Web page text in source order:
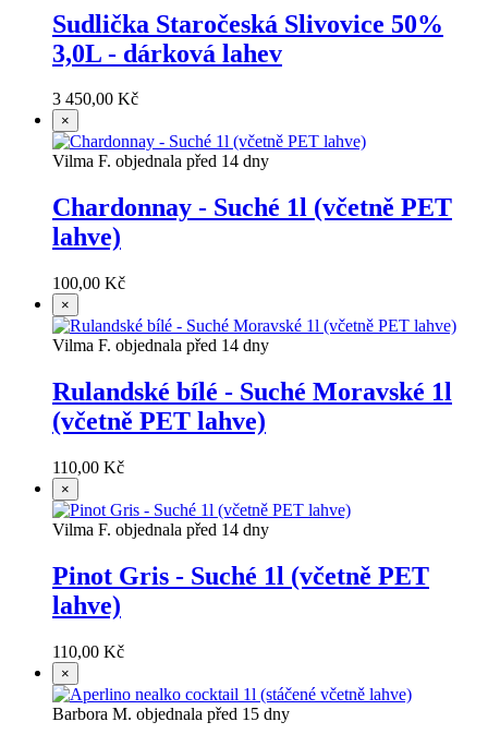
Sudlička Staročeská Slivovice 50%
3,0L - dárková lahev
3 450,00 Kč
×
Vilma F. objednala před 14 dny
Chardonnay - Suché 1l (včetně PET
lahve)
100,00 Kč
×
Vilma F. objednala před 14 dny
Rulandské bílé - Suché Moravské 1l
(včetně PET lahve)
110,00 Kč
×
Vilma F. objednala před 14 dny
Pinot Gris - Suché 1l (včetně PET
lahve)
110,00 Kč
×
Barbora M. objednala před 15 dny